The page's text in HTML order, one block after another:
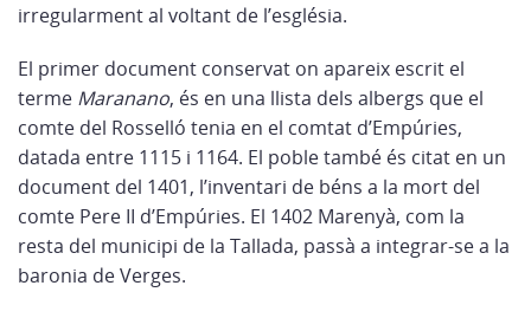
irregularment al voltant de l’església.
El primer document conservat on apareix escrit el
terme Maranano, és en una llista dels albergs que el
comte del Rosselló tenia en el comtat d’Empúries,
datada entre 1115 i 1164. El poble també és citat en un
document del 1401, l’inventari de béns a la mort del
comte Pere II d’Empúries. El 1402 Marenyà, com la
resta del municipi de la Tallada, passà a integrar-se a la
baronia de Verges.